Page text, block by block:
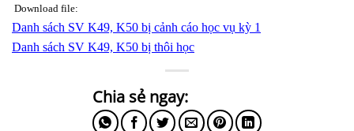
Download file:
Danh sách SV K49, K50 bị cảnh cáo học vụ kỳ 1
Danh sách SV K49, K50 bị thôi học